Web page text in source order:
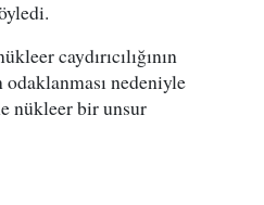
caydırıcılığının
nedeniyle
nükleer bir unsur